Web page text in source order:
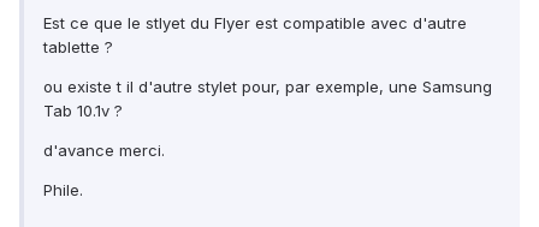
Est ce que le stlyet du Flyer est compatible avec d'autre
tablette ?
ou existe t il d'autre stylet pour, par exemple, une Samsung
Tab 10.1v ?
d'avance merci.
Phile.